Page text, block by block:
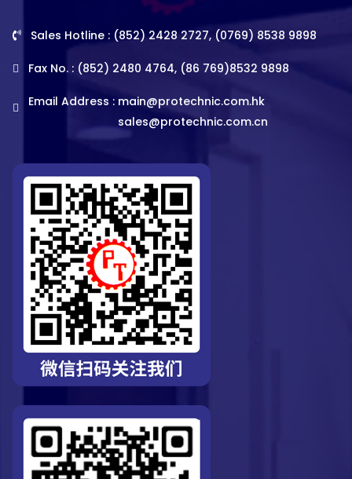
Sales Hotline : (852) 2428 2727, (0769) 8538 9898
Fax No. : (852) 2480 4764, (86 769)8532 9898
Email Address : main@protechnic.com.hk
sales@protechnic.com.cn